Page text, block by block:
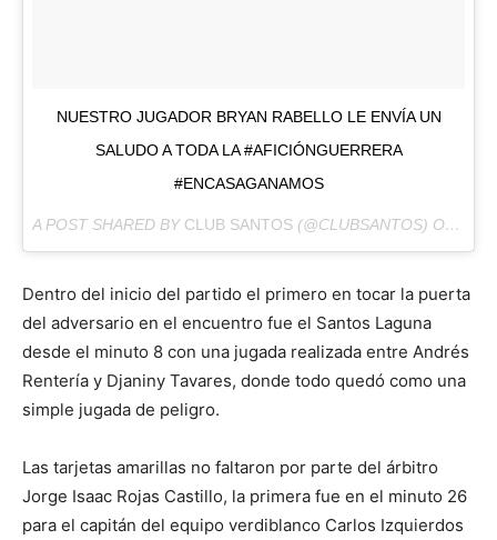
NUESTRO JUGADOR BRYAN RABELLO LE ENVÍA UN
SALUDO A TODA LA #AFICIÓNGUERRERA
#ENCASAGANAMOS
A POST SHARED BY CLUB SANTOS (@CLUBSANTOS) ON
Dentro del inicio del partido el primero en tocar la puerta
del adversario en el encuentro fue el Santos Laguna
desde el minuto 8 con una jugada realizada entre Andrés
Rentería y Djaniny Tavares, donde todo quedó como una
simple jugada de peligro.
Las tarjetas amarillas no faltaron por parte del árbitro
Jorge Isaac Rojas Castillo, la primera fue en el minuto 26
para el capitán del equipo verdiblanco Carlos Izquierdos